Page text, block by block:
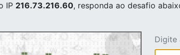
IP 216.73.216.60, responda ao desafio
Digite